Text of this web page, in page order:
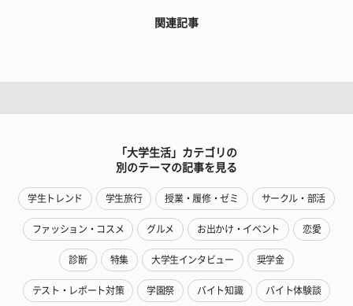
関連記事
「大学生活」カテゴリの
別のテーマの記事を見る
学生トレンド 学生旅行 授業・履修・ゼミ サークル・部活
ファッション・コスメ グルメ お出かけ・イベント 恋愛
診断 特集 大学生インタビュー 奨学金
テスト・レポート対策 学園祭 バイト知識 バイト体験談